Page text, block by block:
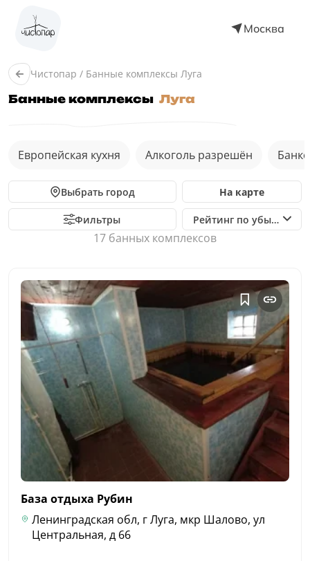
Москва
Чистопар / Банные комплексы Луга
Банные комплексы Луга
Европейская кухня Алкоголь разрешён
17 банныx комплексов
Выбрать город На карте
Фильтры Рейтинг по убыванию
База отдыха Рубин
Ленинградская обл, г Луга, мкр Шалово, ул
Центральная, д 66